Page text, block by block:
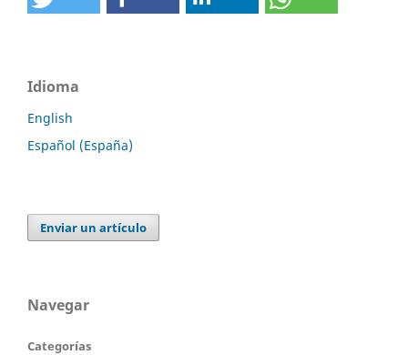
Idioma
English
Español (España)
Enviar un artículo
Navegar
Categorías